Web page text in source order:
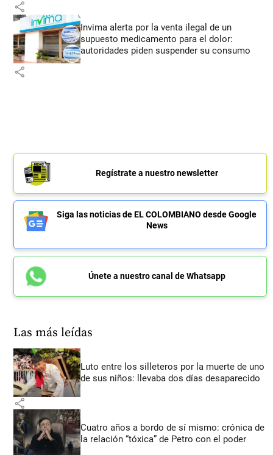
share
Invima alerta por la venta ilegal de un
supuesto medicamento para el dolor:
autoridades piden suspender su consumo
share
Regístrate a nuestro newsletter
Siga las noticias de EL COLOMBIANO desde Google
News
Únete a nuestro canal de Whatsapp
Las más leídas
Luto entre los silleteros por la muerte de uno
de sus niños: llevaba dos días desaparecido
share
Cuatro años a bordo de sí mismo: crónica de
la relación “tóxica” de Petro con el poder